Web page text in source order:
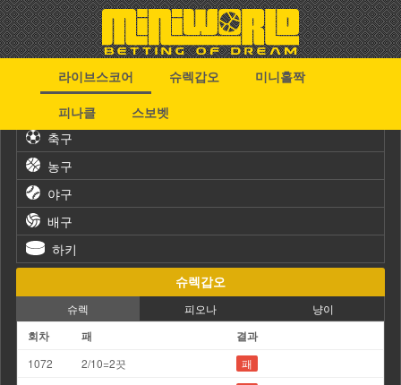
라이브스코어 슈렉갑오
미니홀짝
피나클
스보벳
축구
농구
야구
배구
하키
슈렉갑오
슈렉 피오나 냥이
회차 패 결과
1072 2/10=2끗
패